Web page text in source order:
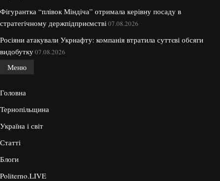
Фігурантка “плівок Міндіча” отримала керівну посаду в
стратегічному держпідприємстві 07.08.2026
Росіяни атакували Укрнафту: компанія втратила суттєві обсяги
видобутку07.08.2026
Меню
Головна
Тернопільщина
Україна і світ
Статті
Блоги
Politerno.LIVE